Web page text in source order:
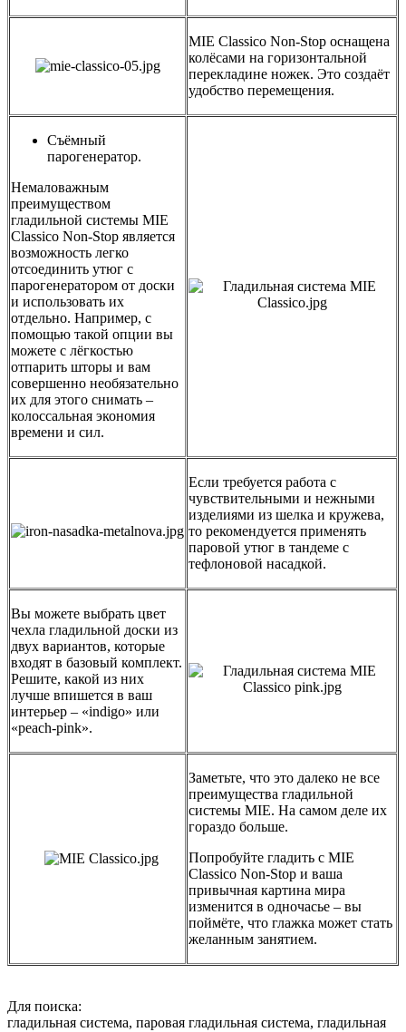
MIE Classico Non-Stop оснащена
колёсами на горизонтальной
перекладине ножек. Это создаёт
удобство перемещения.
Съёмный
парогенератор.
Немаловажным
преимуществом
гладильной системы MIE
Classico Non-Stop является
возможность легко
отсоединить утюг с
парогенератором от доски
и использовать их
отдельно. Например, с
помощью такой опции вы
можете с лёгкостью
отпарить шторы и вам
совершенно необязательно
их для этого снимать –
колоссальная экономия
времени и сил.
Если требуется работа с
чувствительными и нежными
изделиями из шелка и кружева,
то рекомендуется применять
паровой утюг в тандеме с
тефлоновой насадкой.
Вы можете выбрать цвет
чехла гладильной доски из
двух вариантов, которые
входят в базовый комплект.
Решите, какой из них
лучше впишется в ваш
интерьер – «indigo» или
«peach-pink».
Заметьте, что это далеко не все
преимущества гладильной
системы MIE. На самом деле их
гораздо больше.
Попробуйте гладить с MIE
Classico Non-Stop и ваша
привычная картина мира
изменится в одночасье – вы
поймёте, что глажка может стать
желанным занятием.
Для поиска:
гладильная система, паровая гладильная система, гладильная